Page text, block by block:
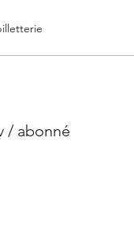
/ abonné